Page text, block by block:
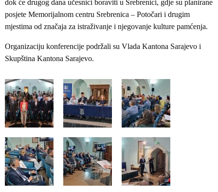
dok će drugog dana učesnici boraviti u Srebrenici, gdje su planirane
posjete Memorijalnom centru Srebrenica – Potočari i drugim
mjestima od značaja za istraživanje i njegovanje kulture pamćenja.
Organizaciju konferencije podržali su Vlada Kantona Sarajevo i
Skupština Kantona Sarajevo.